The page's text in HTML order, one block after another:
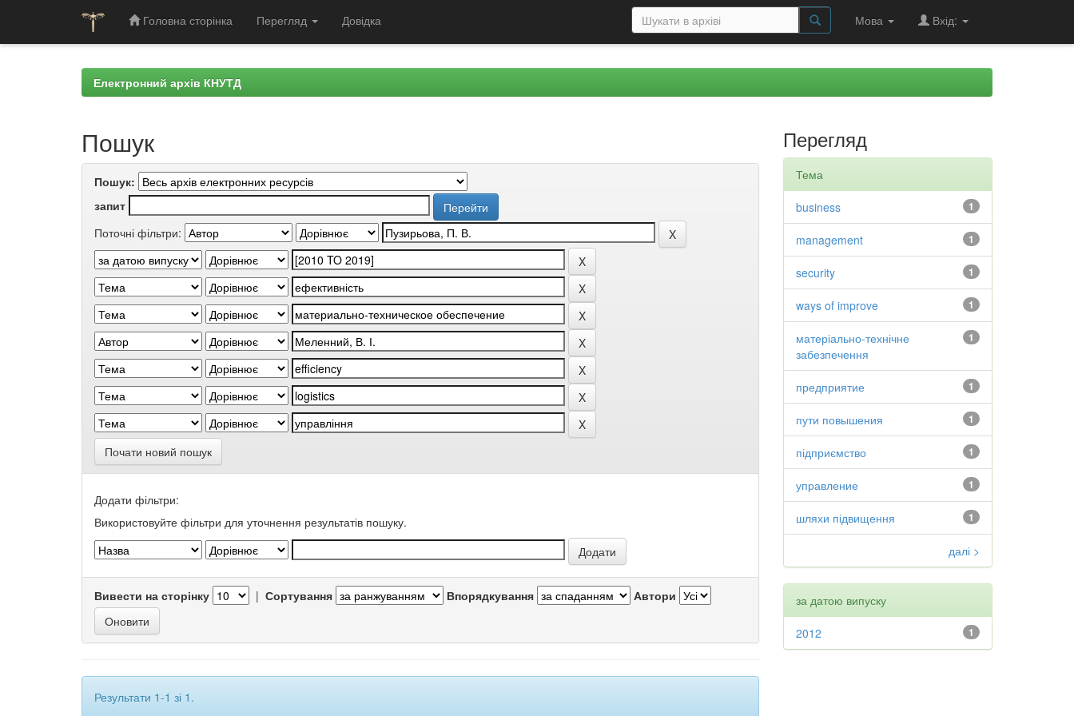
Головна сторінка Перегляд Довідка Мова Вхід:
Електронний архів КНУТД
Пошук
Пошук:
запит
Поточні фільтри:
Почати новий пошук
Додати фільтри:
Використовуйте фільтри для уточнення результатів пошуку.
Вивести на сторінку | Сортування Впорядкування Автори
Результати 1-1 зі 1.
Перегляд
Тема
1
business
1
management
1
security
1
ways of improve
1
матеріально-технічне
забезпечення
1
предприятие
1
пути повышения
1
підприємство
1
управление
1
шляхи підвищення
далі >
за датою випуску
1
2012